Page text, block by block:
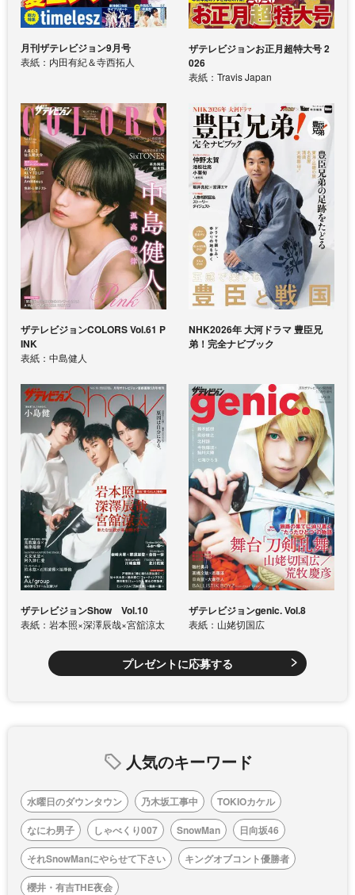
月刊ザテレビジョン9月号
表紙：内田有紀＆寺西拓人
ザテレビジョンお正月超特大号 2
026
表紙：Travis Japan
ザテレビジョンCOLORS Vol.61 P
INK
表紙：中島健人
NHK2026年 大河ドラマ 豊臣兄
弟！完全ナビブック
ザテレビジョンShow Vol.10
表紙：岩本照×深澤辰哉×宮舘涼太
ザテレビジョンgenic. Vol.8
表紙：山姥切国広
プレゼントに応募する
人気のキーワード
水曜日のダウンタウン 乃木坂工事中
TOKIOカケル
なにわ男子
しゃべくり007 SnowMan
日向坂46
それSnowManにやらせて下さい
キングオブコント優勝者
櫻井・有吉THE夜会